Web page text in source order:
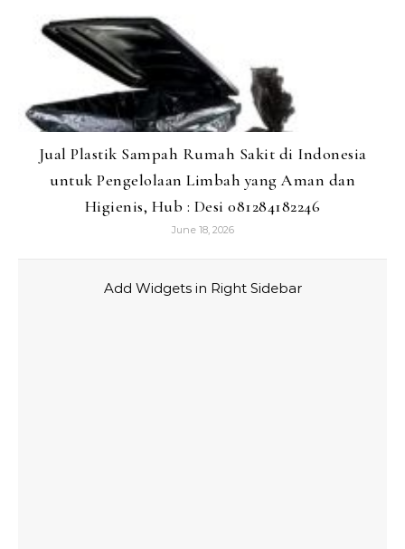
Jual Plastik Sampah Rumah Sakit di Indonesia
untuk Pengelolaan Limbah yang Aman dan
Higienis, Hub : Desi 081284182246
June 18, 2026
Add Widgets in Right Sidebar